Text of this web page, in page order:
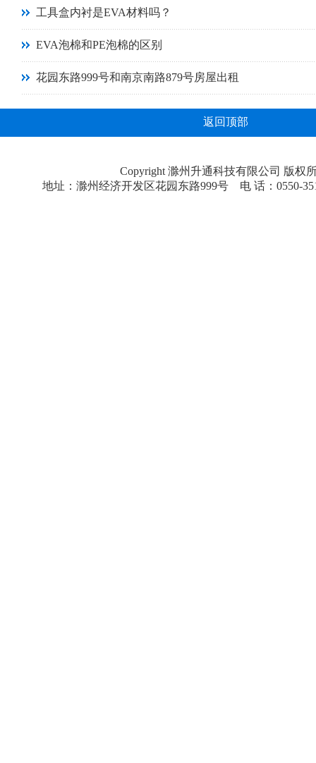
工具盒内衬是EVA材料吗？
EVA泡棉和PE泡棉的区别
花园东路999号和南京南路879号房屋出租
返回顶部
Copyright 滁州升通科技有限公司 版权
地址：滁州经济开发区花园东路999号 电 话：0550-